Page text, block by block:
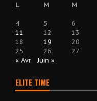
L M M
4
5 6
11
12 13
18
19 20
25
26 27
« Avr
Juin »
ELITE TIME